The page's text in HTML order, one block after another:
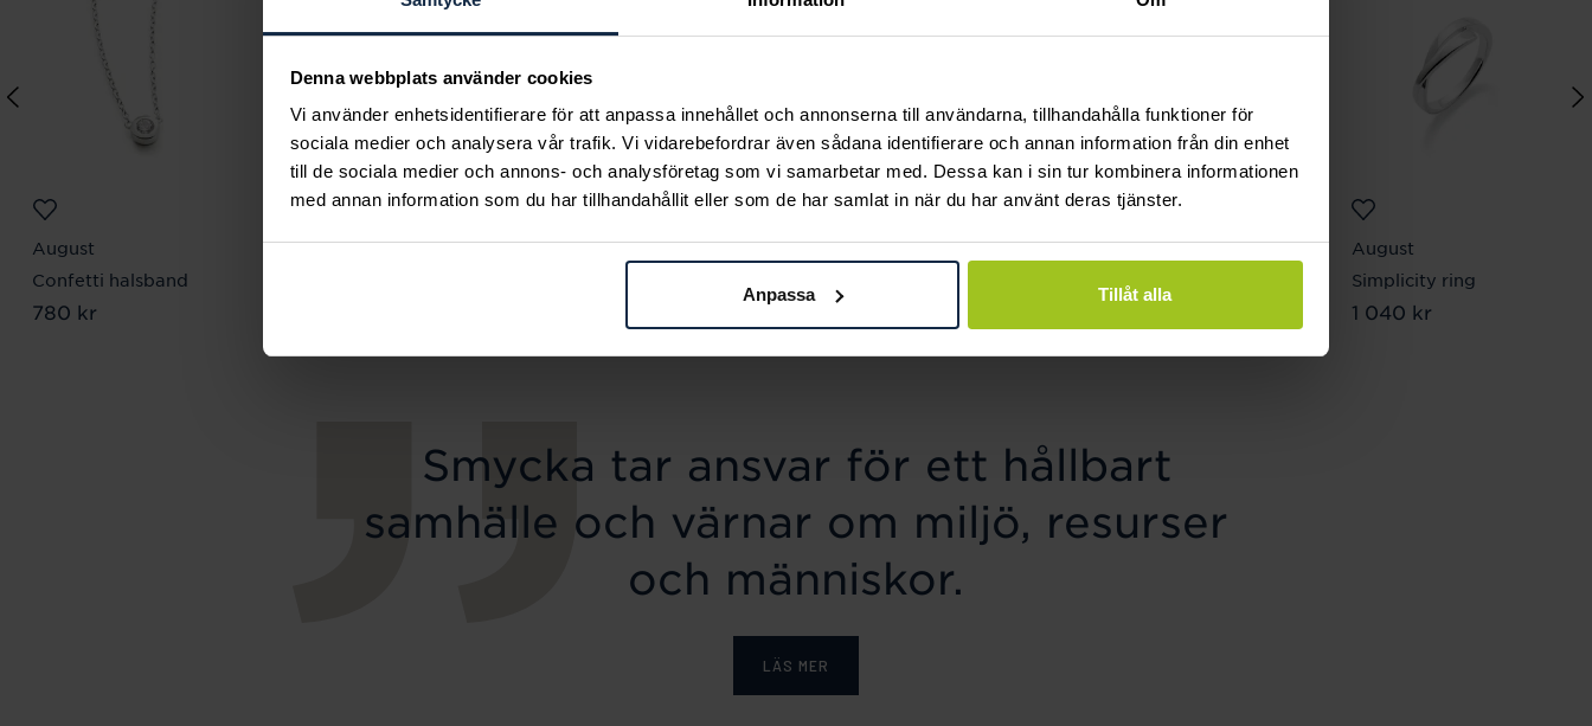
Denna webbplats använder cookies
Vi använder enhetsidentifierare för att anpassa innehållet och annonserna till användarna, tillhandahålla funktioner för
sociala medier och analysera vår trafik. Vi vidarebefordrar även sådana identifierare och annan information från din enhet
till de sociala medier och annons- och analysföretag som vi samarbetar med. Dessa kan i sin tur kombinera informationen
med annan information som du har tillhandahållit eller som de har samlat in när du har använt deras tjänster.
Anpassa Tillåt alla
August
Confetti halsband
Pris:780 kr
780 kr
August
August
August
Pris
800 kr
August
August
Simplicity ring
Pris:1 040 kr
1 040 kr
Smycka tar ansvar för ett hållbart
samhälle och värnar om miljö, resurser
och människor.
LÄS MER